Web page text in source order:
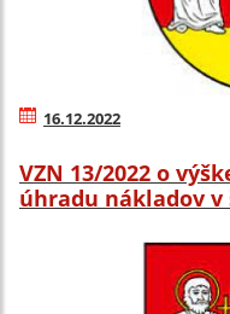
16.12.2022
VZN 13/2022 o
úhradu nákladov v